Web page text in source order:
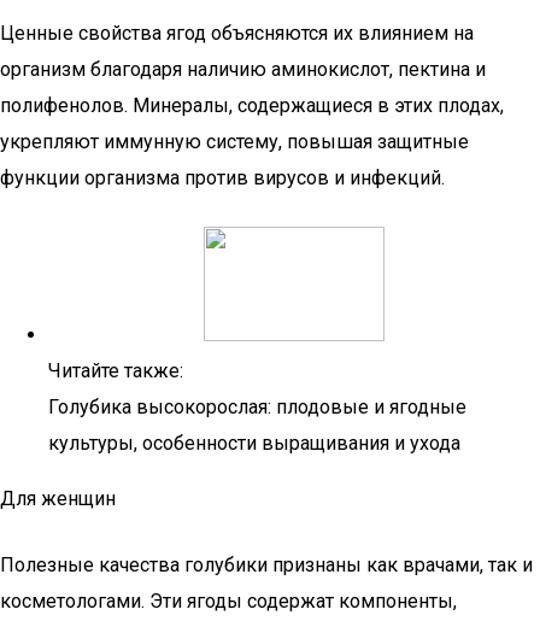
Ценные свойства ягод объясняются их влиянием на
организм благодаря наличию аминокислот, пектина и
полифенолов. Минералы, содержащиеся в этих плодах,
укрепляют иммунную систему, повышая защитные
функции организма против вирусов и инфекций.
Читайте также:
Голубика высокорослая: плодовые и ягодные
культуры, особенности выращивания и ухода
Для женщин
Полезные качества голубики признаны как врачами, так и
косметологами. Эти ягоды содержат компоненты,